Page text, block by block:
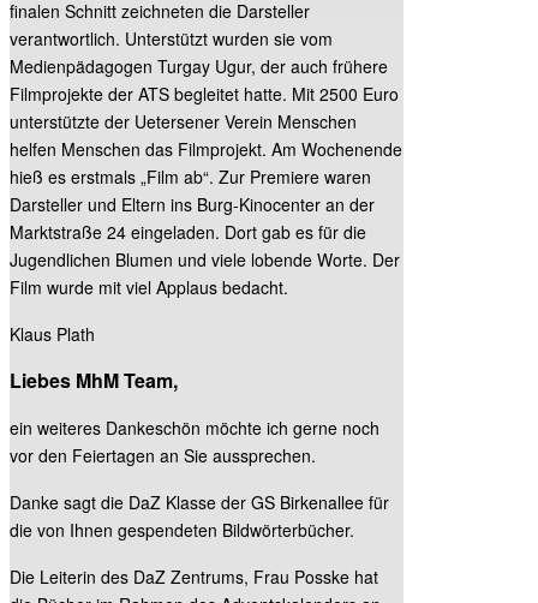
finalen Schnitt zeichneten die Darsteller
verantwortlich. Unterstützt wurden sie vom
Medienpädagogen Turgay Ugur, der auch frühere
Filmprojekte der ATS begleitet hatte. Mit 2500 Euro
unterstützte der Uetersener Verein Menschen
helfen Menschen das Filmprojekt. Am Wochenende
hieß es erstmals „Film ab“. Zur Premiere waren
Darsteller und Eltern ins Burg-Kinocenter an der
Marktstraße 24 eingeladen. Dort gab es für die
Jugendlichen Blumen und viele lobende Worte. Der
Film wurde mit viel Applaus bedacht.
Klaus Plath
Liebes MhM Team,
ein weiteres Dankeschön möchte ich gerne noch
vor den Feiertagen an Sie aussprechen.
Danke sagt die DaZ Klasse der GS Birkenallee für
die von Ihnen gespendeten Bildwörterbücher.
Die Leiterin des DaZ Zentrums, Frau Posske hat